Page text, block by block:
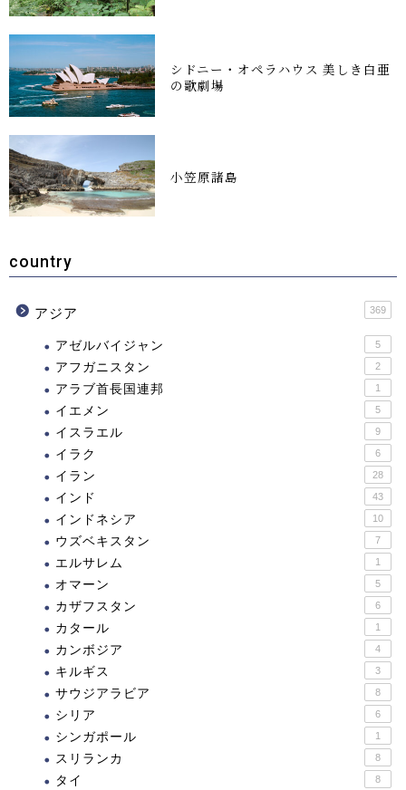
シドニー・オペラハウス 美しき白亜
の歌劇場
小笠原諸島
country
アジア 369
アゼルバイジャン 5
アフガニスタン 2
アラブ首長国連邦 1
イエメン 5
イスラエル 9
イラク 6
イラン 28
インド 43
インドネシア 10
ウズベキスタン 7
エルサレム 1
オマーン 5
カザフスタン 6
カタール 1
カンボジア 4
キルギス 3
サウジアラビア 8
シリア 6
シンガポール 1
スリランカ 8
タイ 8